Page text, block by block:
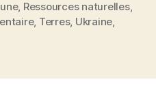
de
, Ressources naturelles,
, Terres, Ukraine,